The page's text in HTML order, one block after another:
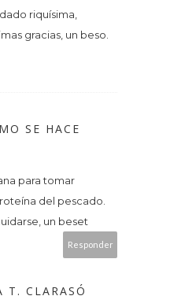
riquísima,
gracias, un beso.
SE HACE
para tomar
del pescado.
un beset
Responder
T. CLARASÓ